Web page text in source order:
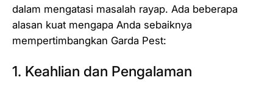
dalam mengatasi masalah rayap. Ada beberapa
alasan kuat mengapa Anda sebaiknya
mempertimbangkan Garda Pest:
1. Keahlian dan Pengalaman